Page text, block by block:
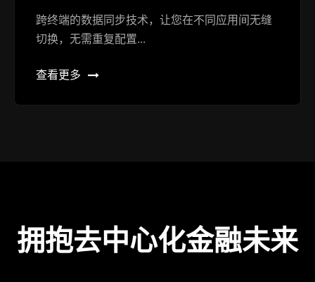
跨终端的数据同步技术，让您在不同应用间无缝
切换，无需重复配置...
查看更多
拥抱去中心化金融未来